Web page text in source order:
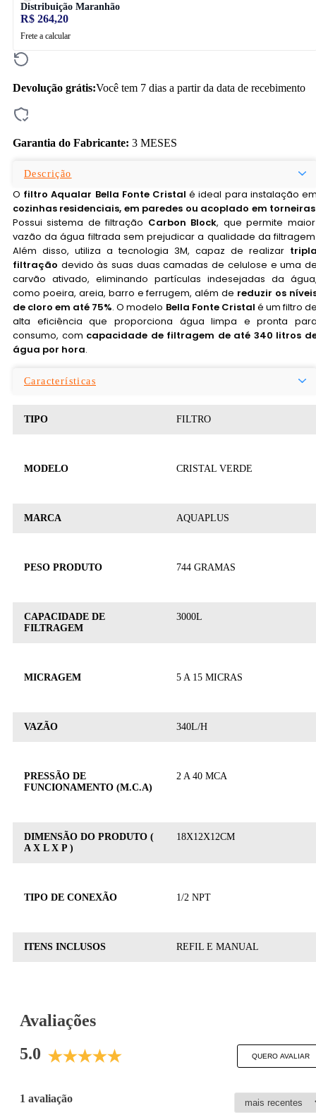
Distribuição Maranhão
R$ 264,20
Frete a calcular
Devolução grátis:Você tem 7 dias a partir da data de recebimento
Garantia do Fabricante: 3 MESES
Descrição
O filtro Aqualar Bella Fonte Cristal é ideal para instalação
cozinhas residenciais, em paredes ou acoplado em
Possui sistema de filtração Carbon Block, que permite maior
vazão da água filtrada sem prejudicar a qualidade da
Além disso, utiliza a tecnologia 3M, capaz de realizar
filtração devido às suas duas camadas de celulose e uma
carvão ativado, eliminando partículas indesejadas da
como poeira, areia, barro e ferrugem, além de reduzir os
de cloro em até 75%. O modelo Bella Fonte Cristal é um filtro
alta eficiência que proporciona água limpa e pronta
consumo, com capacidade de filtragem de até 340 litros
água por hora.
Características
TIPO FILTRO
MODELO CRISTAL VERDE
MARCA AQUAPLUS
PESO PRODUTO 744 GRAMAS
CAPACIDADE DE
FILTRAGEM
3000L
MICRAGEM 5 A 15 MICRAS
VAZÃO 340L/H
PRESSÃO DE
FUNCIONAMENTO (M.C.A)
2 A 40 MCA
DIMENSÃO DO PRODUTO (
A X L X P )
18X12X12CM
TIPO DE CONEXÃO 1/2 NPT
ITENS INCLUSOS REFIL E MANUAL
Avaliações
5.0
QUERO AVALIAR
1 avaliação